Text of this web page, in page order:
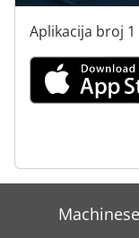
Aplikacija broj